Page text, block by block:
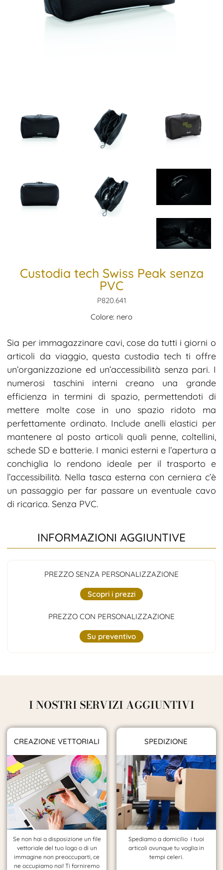
Custodia tech Swiss Peak senza
PVC
P820.641
Colore: nero
Sia per immagazzinare cavi, cose da tutti i giorni o
articoli da viaggio, questa custodia tech ti offre
un’organizzazione ed un’accessibilità senza pari. I
numerosi taschini interni creano una grande
efficienza in termini di spazio, permettendoti di
mettere molte cose in uno spazio ridoto ma
perfettamente ordinato. Include anelli elastici per
mantenere al posto articoli quali penne, coltellini,
schede SD e batterie. I manici esterni e l’apertura a
conchiglia lo rendono ideale per il trasporto e
l’accessibilità. Nella tasca esterna con cerniera c’è
un passaggio per far passare un eventuale cavo
di ricarica. Senza PVC.
INFORMAZIONI AGGIUNTIVE
PREZZO SENZA PERSONALIZZAZIONE
Scopri i prezzi
PREZZO CON PERSONALIZZAZIONE
Su preventivo
I NOSTRI SERVIZI AGGIUNTIVI
CREAZIONE VETTORIALI
Se non hai a disposizione un file
vettoriale del tuo logo o di un
immagine non preoccuparti, ce
ne occupiamo noi! Ti forniremo
SPEDIZIONE
Spediamo a domicilio i tuoi
articoli ovunque tu voglia in
tempi celeri.